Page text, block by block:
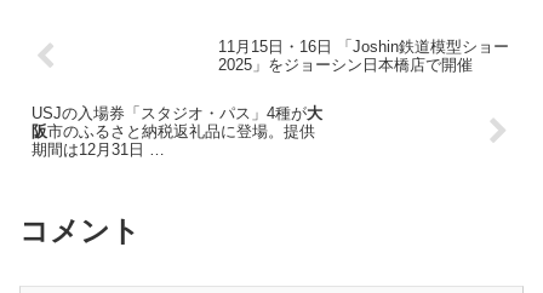
11月15日・16日 「Joshin鉄道模型ショー
2025」をジョーシン日本橋店で開催
USJの入場券「スタジオ・パス」4種が大
阪市のふるさと納税返礼品に登場。提供
期間は12月31日 …
コメント